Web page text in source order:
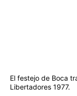
El festejo de Boca
Libertadores 1977.